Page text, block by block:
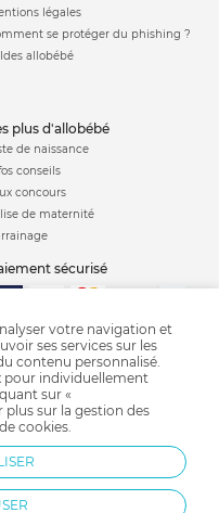
légales
se protéger du phishing ?
allobébé
plus d'allobébé
de naissance
conseils
concours
de maternité
sécurisé
qualité
auto
alimentaire
Pédimètre
votre navigation et
ses services sur les
contenu personnalisé.
pour individuellement
sur «
plus sur la gestion des
cookies.